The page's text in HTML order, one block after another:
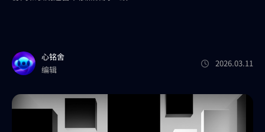
心铭舍
编辑
2026.03.11